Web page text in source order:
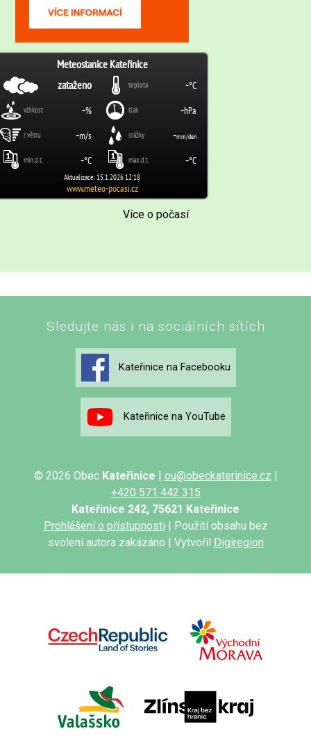
Více o počasí
Sledujte nás i na sociálních sítích
Kateřinice na Facebooku
Kateřinice na YouTube
© 2026 Obec Kateřinice | ou@obeckaterinice.cz |
+420 571 442 315
Kateřinice 242, 75621 Kateřinice
Prohlášení o přístupnosti | Použití obsahu bez
svolení autora zakázáno | Vytvořil Digiregion